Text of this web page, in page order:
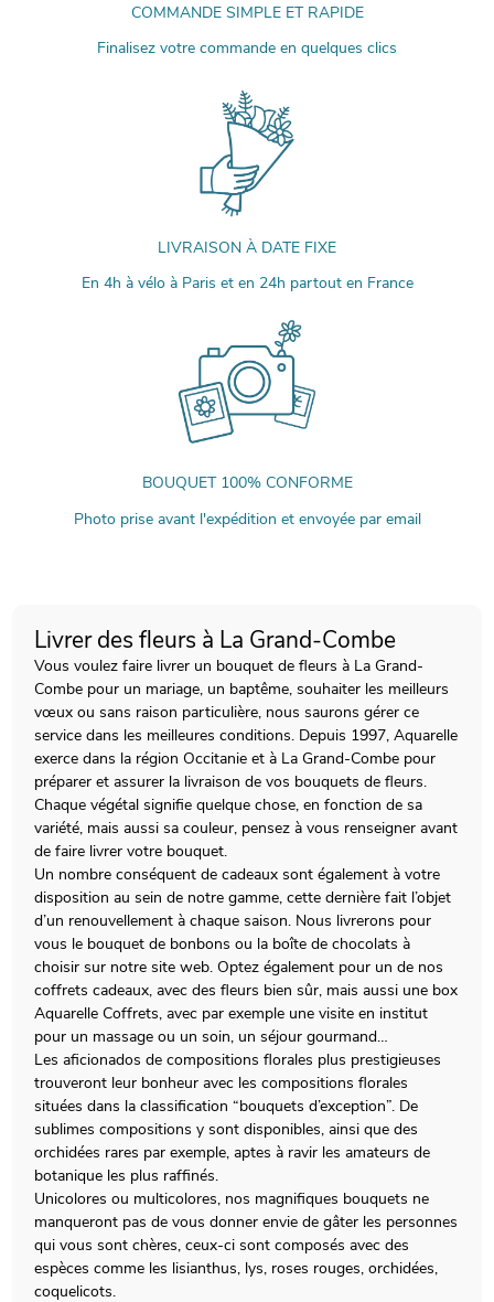
COMMANDE SIMPLE ET RAPIDE
Finalisez votre commande en quelques clics
LIVRAISON À DATE FIXE
En 4h à vélo à Paris et en 24h partout en France
BOUQUET 100% CONFORME
Photo prise avant l'expédition et envoyée par email
Livrer des fleurs à La Grand-Combe
Vous voulez faire livrer un bouquet de fleurs à La Grand-
Combe pour un mariage, un baptême, souhaiter les meilleurs
vœux ou sans raison particulière, nous saurons gérer ce
service dans les meilleures conditions. Depuis 1997, Aquarelle
exerce dans la région Occitanie et à La Grand-Combe pour
préparer et assurer la livraison de vos bouquets de fleurs.
Chaque végétal signifie quelque chose, en fonction de sa
variété, mais aussi sa couleur, pensez à vous renseigner avant
de faire livrer votre bouquet.
Un nombre conséquent de cadeaux sont également à votre
disposition au sein de notre gamme, cette dernière fait l’objet
d’un renouvellement à chaque saison. Nous livrerons pour
vous le bouquet de bonbons ou la boîte de chocolats à
choisir sur notre site web. Optez également pour un de nos
coffrets cadeaux, avec des fleurs bien sûr, mais aussi une box
Aquarelle Coffrets, avec par exemple une visite en institut
pour un massage ou un soin, un séjour gourmand…
Les aficionados de compositions florales plus prestigieuses
trouveront leur bonheur avec les compositions florales
situées dans la classification “bouquets d’exception”. De
sublimes compositions y sont disponibles, ainsi que des
orchidées rares par exemple, aptes à ravir les amateurs de
botanique les plus raffinés.
Unicolores ou multicolores, nos magnifiques bouquets ne
manqueront pas de vous donner envie de gâter les personnes
qui vous sont chères, ceux-ci sont composés avec des
espèces comme les lisianthus, lys, roses rouges, orchidées,
coquelicots.